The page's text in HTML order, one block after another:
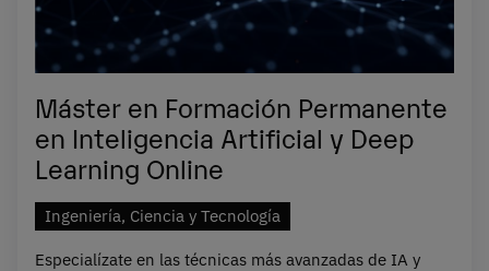
Máster en Formación Permanente
en Inteligencia Artificial y Deep
Learning Online
Ingeniería, Ciencia y Tecnología
Especialízate en las técnicas más avanzadas de IA y